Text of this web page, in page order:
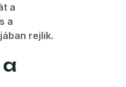
a
a
rejlik.